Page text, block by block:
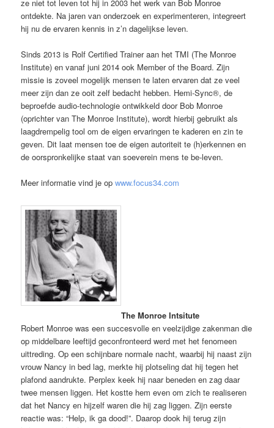
ze niet tot leven tot hij in 2003 het werk van Bob Monroe
ontdekte. Na jaren van onderzoek en experimenteren, integreert
hij nu de ervaren kennis in z’n dagelijkse leven.
Sinds 2013 is Rolf Certified Trainer aan het TMI (The Monroe
Institute) en vanaf juni 2014 ook Member of the Board. Zijn
missie is zoveel mogelijk mensen te laten ervaren dat ze veel
meer zijn dan ze ooit zelf bedacht hebben. Hemi-Sync®, de
beproefde audio-technologie ontwikkeld door Bob Monroe
(oprichter van The Monroe Institute), wordt hierbij gebruikt als
laagdrempelig tool om de eigen ervaringen te kaderen en zin te
geven. Dit laat mensen toe de eigen autoriteit te (h)erkennen en
de oorspronkelijke staat van soeverein mens te be-leven.
Meer informatie vind je opwww.focus34.com
The Monroe Intsitute
Robert Monroe was een succesvolle en veelzijdige zakenman die
op middelbare leeftijd geconfronteerd werd met het fenomeen
uittreding. Op een schijnbare normale nacht, waarbij hij naast zijn
vrouw Nancy in bed lag, merkte hij plotseling dat hij tegen het
plafond aandrukte. Perplex keek hij naar beneden en zag daar
twee mensen liggen. Het kostte hem even om zich te realiseren
dat het Nancy en hijzelf waren die hij zag liggen. Zijn eerste
reactie was: “Help, ik ga dood!”. Daarop dook hij terug zijn